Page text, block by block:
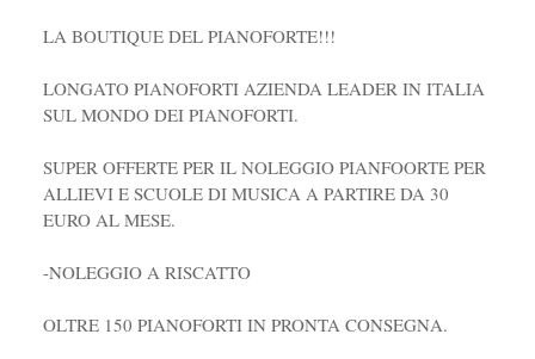
LA BOUTIQUE DEL PIANOFORTE!!!
LONGATO PIANOFORTI AZIENDA LEADER IN ITALIA
SUL MONDO DEI PIANOFORTI.
SUPER OFFERTE PER IL NOLEGGIO PIANFOORTE PER
ALLIEVI E SCUOLE DI MUSICA A PARTIRE DA 30
EURO AL MESE.
-NOLEGGIO A RISCATTO
OLTRE 150 PIANOFORTI IN PRONTA CONSEGNA.